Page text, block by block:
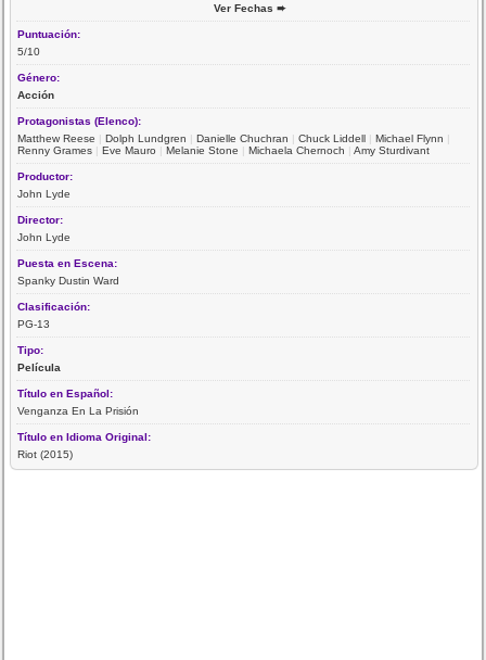
Ver Fechas ➨
Puntuación:
5/10
Género:
Acción
Protagonistas (Elenco):
Matthew Reese |Dolph Lundgren |Danielle Chuchran |Chuck Liddell |Michael Flynn |
Renny Grames |Eve Mauro |Melanie Stone |Michaela Chernoch |Amy Sturdivant
Productor:
John Lyde
Director:
John Lyde
Puesta en Escena:
Spanky Dustin Ward
Clasificación:
PG-13
Tipo:
Película
Título en Español:
Venganza En La Prisión
Título en Idioma Original:
Riot (2015)